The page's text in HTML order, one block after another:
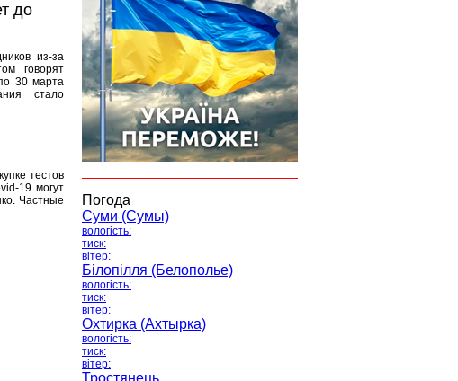
до
из-за
говорят
30 марта
стало
тестов
19 могут
Частные
Погода
Суми (Сумы)
вологість:
тиск:
вітер:
Білопілля (Белополье)
вологість:
тиск:
вітер:
Охтирка (Ахтырка)
вологість:
тиск:
вітер:
Тростянець